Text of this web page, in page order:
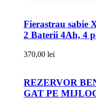
Fierastrau sabie
2 Baterii 4Ah, 4
370,00 lei
REZERVOR
GAT PE